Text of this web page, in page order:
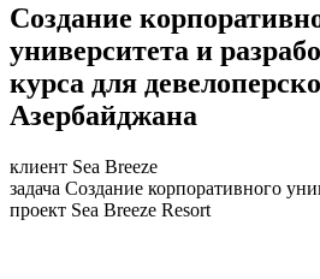
Создание
университета и
курса для
Азербайджана
клиент Sea Breeze
задача Создание корпоративного
проект Sea Breeze Resort